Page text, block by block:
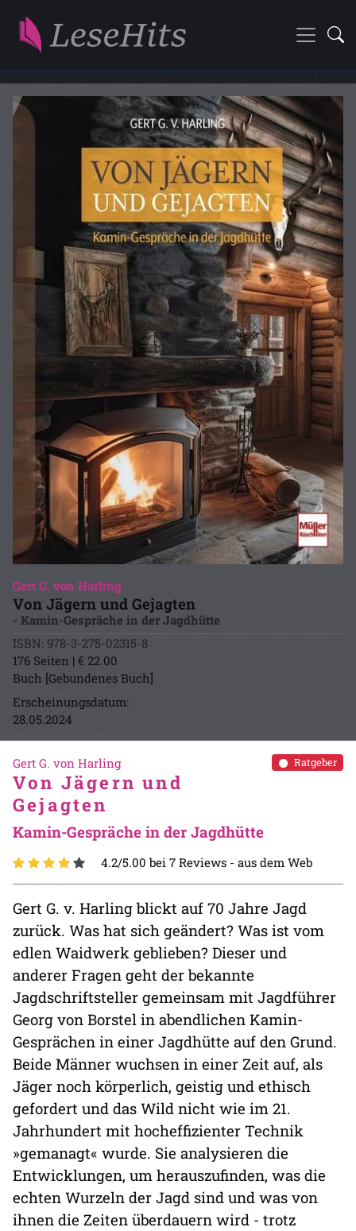
Gert G. von Harling
Von Jägern und Gejagten
- Kamin-Gespräche in der Jagdhütte
ISBN: 978-3-275-02315-8
176 Seiten | € 22.00
Buch [Gebundenes Buch]
Erscheinungsdatum:
28.05.2024
Ratgeber
Gert G. von Harling
Von Jägern und
Gejagten
Kamin-Gespräche in der Jagdhütte
4.2/5.00 bei 7 Reviews - aus dem Web
Gert G. v. Harling blickt auf 70 Jahre Jagd
zurück. Was hat sich geändert? Was ist vom
edlen Waidwerk geblieben? Dieser und
anderer Fragen geht der bekannte
Jagdschriftsteller gemeinsam mit Jagdführer
Georg von Borstel in abendlichen Kamin-
Gesprächen in einer Jagdhütte auf den Grund.
Beide Männer wuchsen in einer Zeit auf, als
Jäger noch körperlich, geistig und ethisch
gefordert und das Wild nicht wie im 21.
Jahrhundert mit hocheffizienter Technik
»gemanagt« wurde. Sie analysieren die
Entwicklungen, um herauszufinden, was die
echten Wurzeln der Jagd sind und was von
ihnen die Zeiten überdauern wird - trotz